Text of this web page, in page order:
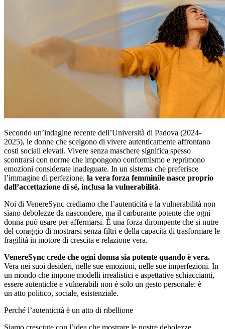
Secondo un’indagine recente dell’Università di Padova (2024-
2025), le donne che scelgono di vivere autenticamente affrontano
costi sociali elevati. Vivere senza maschere significa spesso
scontrarsi con norme che impongono conformismo e reprimono
emozioni considerate inadeguate. In un sistema che preferisce
l’immagine di perfezione, la vera forza femminile nasce proprio
dall’accettazione di sé, inclusa la vulnerabilità.
Noi di VenereSync crediamo che l’autenticità e la vulnerabilità non
siano debolezze da nascondere, ma il carburante potente che ogni
donna può usare per affermarsi. È una forza dirompente che si nutre
del coraggio di mostrarsi senza filtri e della capacità di trasformare le
fragilità in motore di crescita e relazione vera.
VenereSync crede che ogni donna sia potente quando è vera.
Vera nei suoi desideri, nelle sue emozioni, nelle sue imperfezioni. In
un mondo che impone modelli irrealistici e aspettative schiaccianti,
essere autentiche e vulnerabili non è solo un gesto personale: è
un atto politico, sociale, esistenziale.
Perché l’autenticità è un atto di ribellione